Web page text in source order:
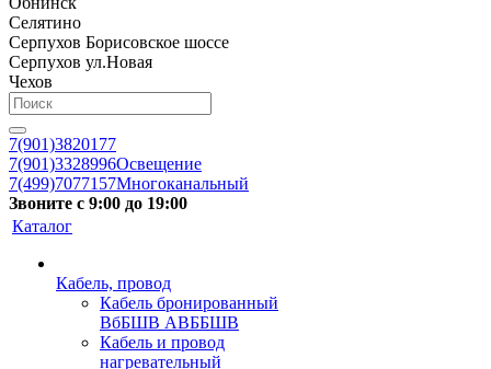
Селятино
Серпухов Борисовское шоссе
Серпухов ул.Новая
Чехов
7(901)3820177
7(901)3328996Освещение
7(499)7077157Многоканальный
Звоните с 9:00 до 19:00
Каталог
Кабель, провод
Кабель бронированный
ВбБШВ АВББШВ
Кабель и провод
нагревательный